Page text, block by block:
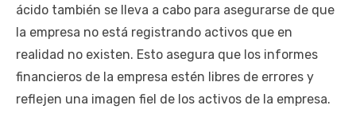
ácido también se lleva a cabo para asegurarse de que
la empresa no está registrando activos que en
realidad no existen. Esto asegura que los informes
financieros de la empresa estén libres de errores y
reflejen una imagen fiel de los activos de la empresa.